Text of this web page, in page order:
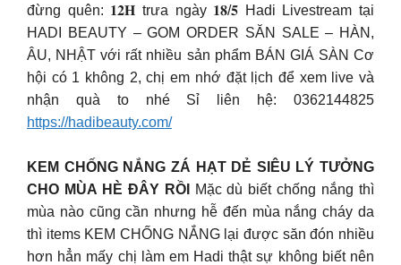
đừng quên: 𝟏𝟐𝐇 trưa ngày 𝟏𝟖/𝟓 Hadi Livestream tại
HADI BEAUTY – GOM ORDER SĂN SALE – HÀN,
ÂU, NHẬT với rất nhiều sản phẩm BÁN GIÁ SÀN Cơ
hội có 1 không 2, chị em nhớ đặt lịch để xem live và
nhận quà to nhé Sỉ liên hệ: 0362144825
https://hadibeauty.com/
KEM CHỐNG NẮNG ZÁ HẠT DẺ SIÊU LÝ TƯỞNG
CHO MÙA HÈ ĐÂY RỒI
Mặc dù biết chống nắng thì
mùa nào cũng cần nhưng hễ đến mùa nắng cháy da
thì items KEM CHỐNG NẮNG lại được săn đón nhiều
hơn hẳn mấy chị làm em Hadi thật sự không biết nên